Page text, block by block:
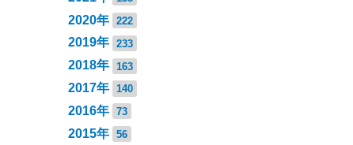
2020年 222
2019年 233
2018年 163
2017年 140
2016年 73
2015年 56